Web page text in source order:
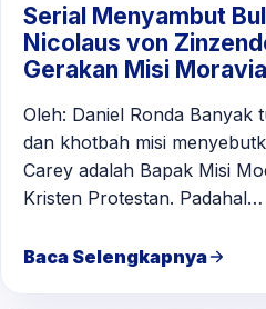
Serial Menyambut
Nicolaus von
Gerakan Misi
Oleh: Daniel Ronda Banyak
dan khotbah misi
Carey adalah Bapak Misi
Kristen Protestan. Padahal…
Baca Selengkapnya